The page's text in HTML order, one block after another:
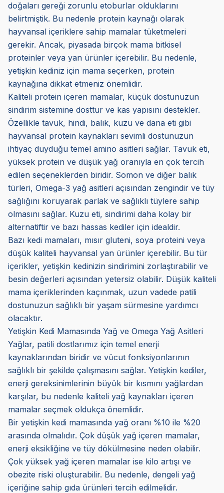
doğaları gereği zorunlu etoburlar olduklarını
belirtmiştik. Bu nedenle protein kaynağı olarak
hayvansal içeriklere sahip mamalar tüketmeleri
gerekir. Ancak, piyasada birçok mama bitkisel
proteinler veya yan ürünler içerebilir. Bu nedenle,
yetişkin kediniz için mama seçerken, protein
kaynağına dikkat etmeniz önemlidir.
Kaliteli protein içeren mamalar, küçük dostunuzun
sindirim sistemine dosttur ve kas yapısını destekler.
Özellikle tavuk, hindi, balık, kuzu ve dana eti gibi
hayvansal protein kaynakları sevimli dostunuzun
ihtiyaç duyduğu temel amino asitleri sağlar. Tavuk eti,
yüksek protein ve düşük yağ oranıyla en çok tercih
edilen seçeneklerden biridir. Somon ve diğer balık
türleri, Omega-3 yağ asitleri açısından zengindir ve tüy
sağlığını koruyarak parlak ve sağlıklı tüylere sahip
olmasını sağlar. Kuzu eti, sindirimi daha kolay bir
alternatiftir ve bazı hassas kediler için idealdir.
Bazı kedi mamaları, mısır gluteni, soya proteini veya
düşük kaliteli hayvansal yan ürünler içerebilir. Bu tür
içerikler, yetişkin kedinizin sindirimini zorlaştırabilir ve
besin değerleri açısından yetersiz olabilir. Düşük kaliteli
mama içeriklerinden kaçınmak, uzun vadede patili
dostunuzun sağlıklı bir yaşam sürmesine yardımcı
olacaktır.
Yetişkin Kedi Mamasında Yağ ve Omega Yağ Asitleri
Yağlar, patili dostlarımız için temel enerji
kaynaklarından biridir ve vücut fonksiyonlarının
sağlıklı bir şekilde çalışmasını sağlar. Yetişkin kediler,
enerji gereksinimlerinin büyük bir kısmını yağlardan
karşılar, bu nedenle kaliteli yağ kaynakları içeren
mamalar seçmek oldukça önemlidir.
Bir yetişkin kedi mamasında yağ oranı %10 ile %20
arasında olmalıdır. Çok düşük yağ içeren mamalar,
enerji eksikliğine ve tüy dökülmesine neden olabilir.
Çok yüksek yağ içeren mamalar ise kilo artışı ve
obezite riski oluşturabilir. Bu nedenle, dengeli yağ
içeriğine sahip gıda ürünleri tercih edilmelidir.